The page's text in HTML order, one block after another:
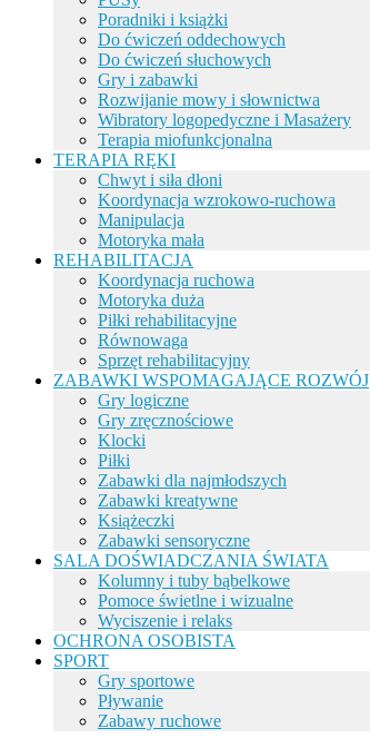
Poradniki i książki
Do ćwiczeń oddechowych
Do ćwiczeń słuchowych
Gry i zabawki
Rozwijanie mowy i słownictwa
Wibratory logopedyczne i Masażery
Terapia miofunkcjonalna
TERAPIA RĘKI
Chwyt i siła dłoni
Koordynacja wzrokowo-ruchowa
Manipulacja
Motoryka mała
REHABILITACJA
Koordynacja ruchowa
Motoryka duża
Piłki rehabilitacyjne
Równowaga
Sprzęt rehabilitacyjny
ZABAWKI WSPOMAGAJĄCE ROZWÓJ
Gry logiczne
Gry zręcznościowe
Klocki
Piłki
Zabawki dla najmłodszych
Zabawki kreatywne
Książeczki
Zabawki sensoryczne
SALA DOŚWIADCZANIA ŚWIATA
Kolumny i tuby bąbelkowe
Pomoce świetlne i wizualne
Wyciszenie i relaks
OCHRONA OSOBISTA
SPORT
Gry sportowe
Pływanie
Zabawy ruchowe